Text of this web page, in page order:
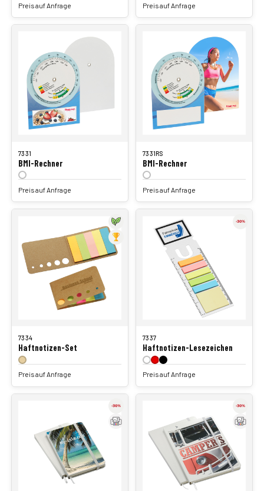
Preis auf Anfrage Preis auf Anfrage
7331
BMI-Rechner
Preis auf Anfrage
7331RS
BMI-Rechner
Preis auf Anfrage
7334
Haftnotizen-Set
Preis auf Anfrage
7337
Haftnotizen-Lesezeichen
Preis auf Anfrage